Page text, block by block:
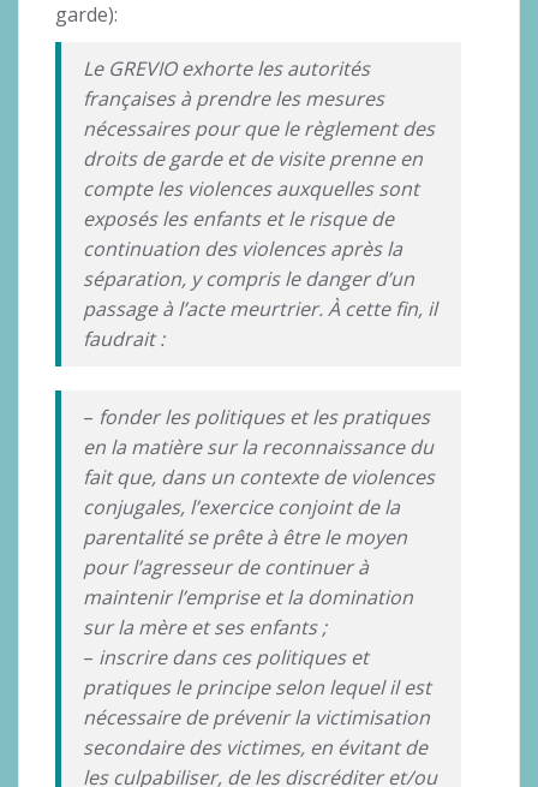
garde):
Le GREVIO exhorte les autorités
françaises à prendre les mesures
nécessaires pour que le règlement des
droits de garde et de visite prenne en
compte les violences auxquelles sont
exposés les enfants et le risque de
continuation des violences après la
séparation, y compris le danger d’un
passage à l’acte meurtrier. À cette fin, il
faudrait :
– fonder les politiques et les pratiques
en la matière sur la reconnaissance du
fait que, dans un contexte de violences
conjugales, l’exercice conjoint de la
parentalité se prête à être le moyen
pour l’agresseur de continuer à
maintenir l’emprise et la domination
sur la mère et ses enfants ;
– inscrire dans ces politiques et
pratiques le principe selon lequel il est
nécessaire de prévenir la victimisation
secondaire des victimes, en évitant de
les culpabiliser, de les discréditer et/ou